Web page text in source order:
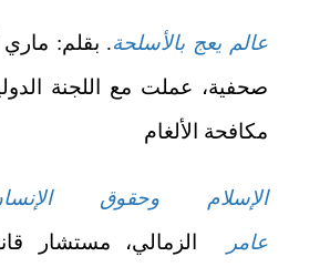
عالم يعج بالأسلحة. بقلم:
صحفية، عملت مع اللجنة
مكافحة الألغام
الإسلام وحقوق
عامر
الزمالي، مستشار